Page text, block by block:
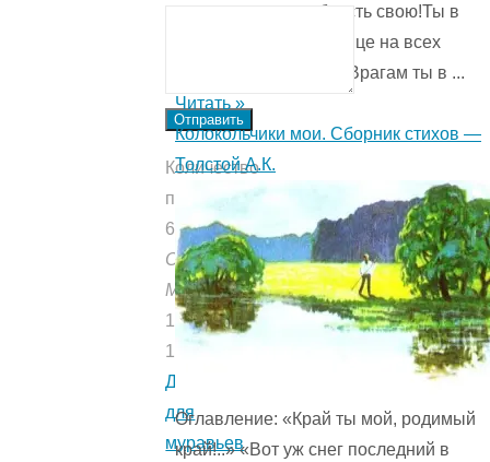
Отправить
Количество
прочтений:
691
Опубликовано:
Мишуткой
12.05.2023
16.07.2021
Дом
для
муравьев
прославлен за доблесть свою!Ты в
русском краюКак солнце на всех
изливаешь щедроты,Врагам ты в ...
Читать »
Колокольчики мои. Сборник стихов —
Толстой А.К.
Оглавление: «Край ты мой, родимый
край!..» «Вот уж снег последний в